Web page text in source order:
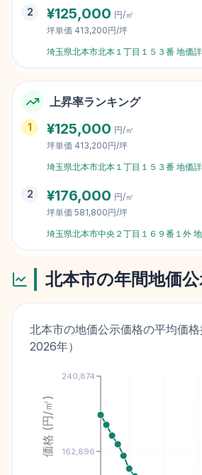
2 ¥125,000 円/㎡
坪単価 413,200円/坪
埼玉県北本市北本１丁目１５３番 地価
上昇率ランキング
1 ¥125,000 円/㎡
坪単価 413,200円/坪
埼玉県北本市北本１丁目１５３番 地価
2 ¥176,000 円/㎡
坪単価 581,800円/坪
埼玉県北本市中央２丁目１６９番１外
北本市の年間地価
北本市の地価公示価格の平均価格
2026年）
162,896
240,874
価格 (円/㎡)